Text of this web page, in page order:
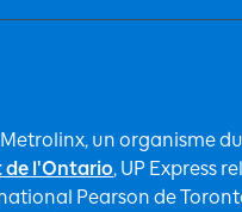
un organisme du
de l'Ontario, UP Express
Pearson de